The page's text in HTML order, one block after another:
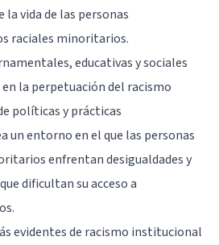
vida de las personas
raciales minoritarios.
educativas y sociales
la perpetuación del racismo
políticas y prácticas
un entorno en el que las personas
enfrentan desigualdades y
dificultan su acceso a
evidentes de racismo institucional